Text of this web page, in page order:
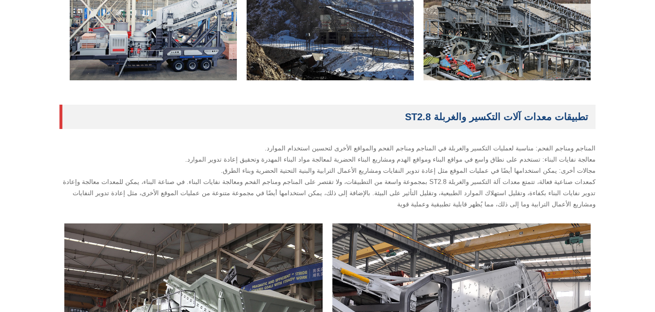
تطبيقات معدات آلات التكسير والغربلة ST2.8
‌المناجم ومناجم الفحم‌: مناسبة لعمليات التكسير والغربلة في المناجم ومناجم الفحم والمواقع الأخرى لتحسين استخدام الموارد.
‌معالجة نفايات البناء‌: تستخدم على نطاق واسع في مواقع البناء ومواقع الهدم ومشاريع البناء الحضرية لمعالجة مواد البناء المهدرة وتحقيق إعادة تدوير الموارد.
‌مجالات أخرى‌: يمكن استخدامها أيضًا في عمليات الموقع مثل إعادة تدوير النفايات ومشاريع الأعمال الترابية والبنية التحتية الحضرية وبناء الطرق.
كمعدات صناعية فعالة، تتمتع معدات آلة التكسير والغربلة ST2.8 بمجموعة واسعة من التطبيقات، ولا تقتصر على المناجم ومناجم الفحم ومعالجة نفايات البناء. في صناعة البناء، يمكن للمعدات معالجة وإعادة
تدوير نفايات البناء بكفاءة، وتقليل استهلاك الموارد الطبيعية، وتقليل التأثير على البيئة. بالإضافة إلى ذلك، يمكن استخدامها أيضًا في مجموعة متنوعة من عمليات الموقع الأخرى، مثل إعادة تدوير النفايات
ومشاريع الأعمال الترابية وما إلى ذلك، مما يُظهر قابلية تطبيقية وعملية قوية‌